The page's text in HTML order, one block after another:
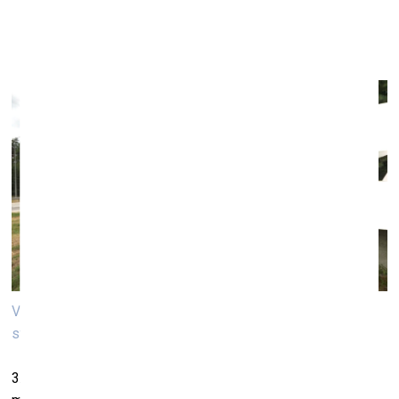
Valdis Celms. Kadrs no dokumentālo īsfilmu cikla “Dizaina
stāsti”. 2022. Publicitātes foto
3. novembrī plkst. 17.00 Dekoratīvās mākslas un dizaina